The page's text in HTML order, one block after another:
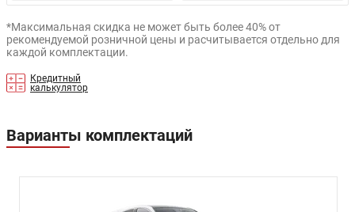
*Максимальная скидка не может быть более 40% от
рекомендуемой розничной цены и расчитывается отдельно для
каждой комплектации.
Кредитный
калькулятор
Варианты комплектаций